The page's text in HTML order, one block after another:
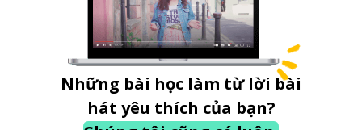
Những bài học làm từ lời bài
hát yêu thích của bạn?